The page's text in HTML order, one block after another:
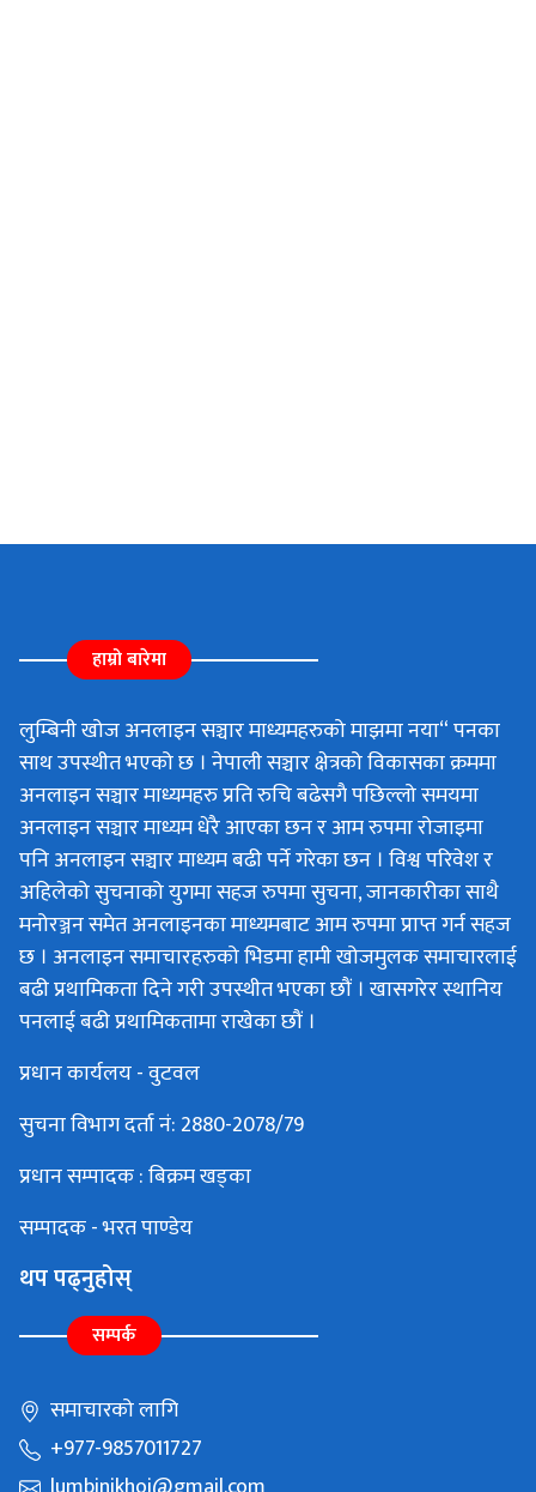
हाम्रो बारेमा
लुम्बिनी खोज अनलाइन सञ्चार माध्यमहरुको माझमा नया“ पनका
साथ उपस्थीत भएको छ । नेपाली सञ्चार क्षेत्रको विकासका क्रममा
अनलाइन सञ्चार माध्यमहरु प्रति रुचि बढेसगै पछिल्लो समयमा
अनलाइन सञ्चार माध्यम धेरै आएका छन र आम रुपमा रोजाइमा
पनि अनलाइन सञ्चार माध्यम बढी पर्ने गरेका छन । विश्व परिवेश र
अहिलेको सुचनाको युगमा सहज रुपमा सुचना, जानकारीका साथै
मनोरञ्जन समेत अनलाइनका माध्यमबाट आम रुपमा प्राप्त गर्न सहज
छ । अनलाइन समाचारहरुको भिडमा हामी खोजमुलक समाचारलाई
बढी प्रथामिकता दिने गरी उपस्थीत भएका छौं । खासगरेर स्थानिय
पनलाई बढी प्रथामिकतामा राखेका छौं ।
प्रधान कार्यलय - वुटवल
सुचना विभाग दर्ता नं: 2880-2078/79
प्रधान सम्पादक : बिक्रम खड्का
सम्पादक - भरत पाण्डेय
थप पढ्नुहोस्
सम्पर्क
समाचारको लागि
+977-9857011727